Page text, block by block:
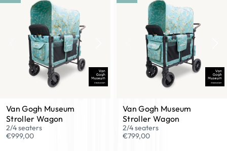
Van Gogh Museum
Stroller Wagon
2/4 seaters
€999,00
Van Gogh Museum
Stroller Wagon
2/4 seaters
€799,00